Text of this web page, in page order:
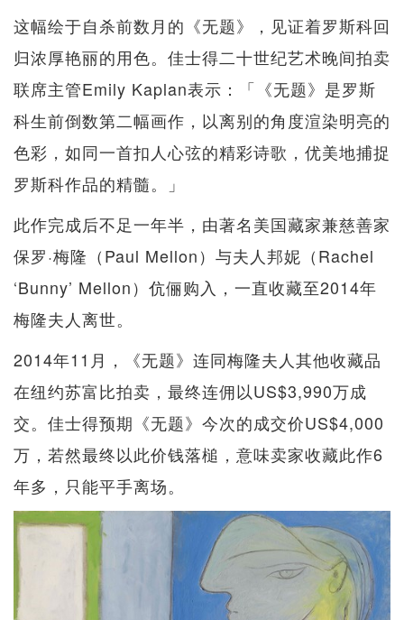
这幅绘于自杀前数月的《无题》，见证着罗斯科回
归浓厚艳丽的用色。佳士得二十世纪艺术晚间拍卖
联席主管Emily Kaplan表示：「《无题》是罗斯
科生前倒数第二幅画作，以离别的角度渲染明亮的
色彩，如同一首扣人心弦的精彩诗歌，优美地捕捉
罗斯科作品的精髓。」
此作完成后不足一年半，由著名美国藏家兼慈善家
保罗·梅隆（Paul Mellon）与夫人邦妮（Rachel
‘Bunny’ Mellon）伉俪购入，一直收藏至2014年
梅隆夫人离世。
2014年11月，《无题》连同梅隆夫人其他收藏品
在纽约苏富比拍卖，最终连佣以US$3,990万成
交。佳士得预期《无题》今次的成交价US$4,000
万，若然最终以此价钱落槌，意味卖家收藏此作6
年多，只能平手离场。